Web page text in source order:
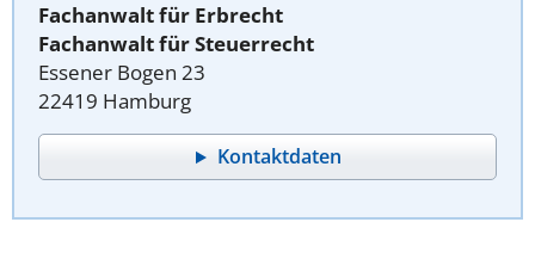
Fachanwalt für Erbrecht
Fachanwalt für Steuerrecht
Essener Bogen 23
22419 Hamburg
Kontaktdaten